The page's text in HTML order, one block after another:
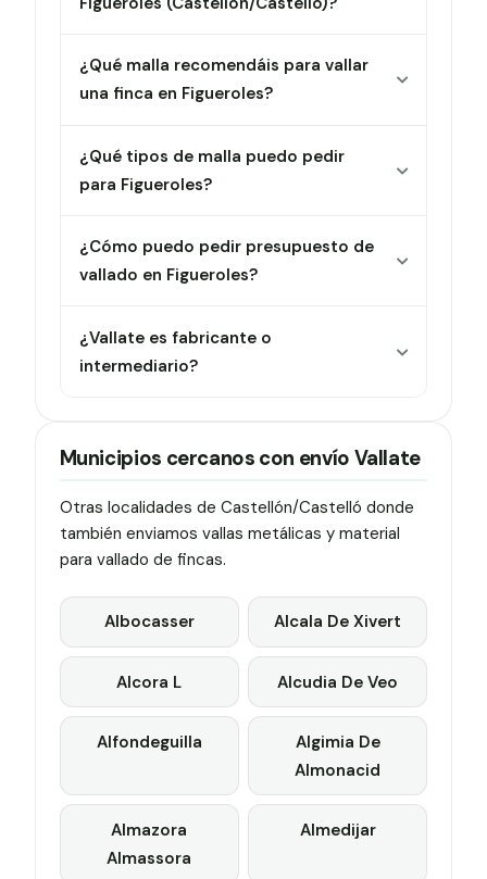
¿Qué malla recomendáis para vallar
una finca en Figueroles?
¿Qué tipos de malla puedo pedir
para Figueroles?
¿Cómo puedo pedir presupuesto de
vallado en Figueroles?
¿Vallate es fabricante o
intermediario?
Municipios cercanos con envío Vallate
Otras localidades de Castellón/Castelló donde
también enviamos vallas metálicas y material
para vallado de fincas.
Albocasser Alcala De Xivert
Alcora L Alcudia De Veo
Alfondeguilla
Algimia De
Almonacid
Almazora
Almassora
Almedijar